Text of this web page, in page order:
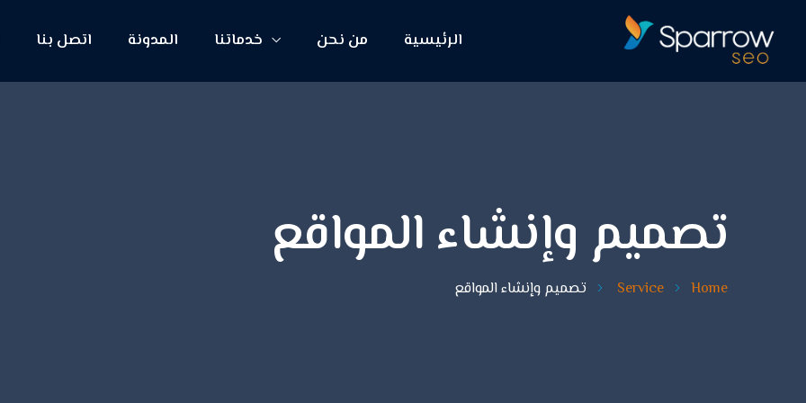
الرئيسية من نحن خدماتنا المدونة اتصل بنا
تصميم وإنشاء المواقع
Home
Service تصميم وإنشاء المواقع